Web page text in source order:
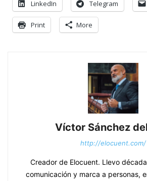
LinkedIn Telegram
Print More
Víctor Sánchez
http://elocuent.com/
Creador de Elocuent. Llevo
comunicación y marca a personas,